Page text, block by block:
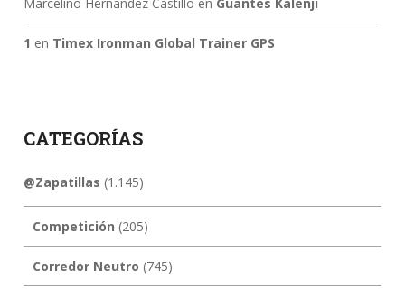
1 en Timex Ironman Global Trainer GPS
CATEGORÍAS
@Zapatillas (1.145)
Competición (205)
Corredor Neutro (745)